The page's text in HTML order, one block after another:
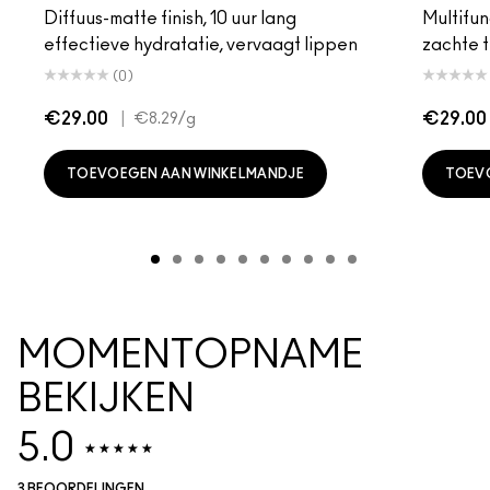
Diffuus-matte finish, 10 uur lang
effectieve hydratatie, vervaagt lippen
(0)
€29.00 €8.29/g
TOEVOEGEN AAN WINKELMANDJE
zachte
€29.00
MOMENTOPNAME
BEKIJKEN
5.0